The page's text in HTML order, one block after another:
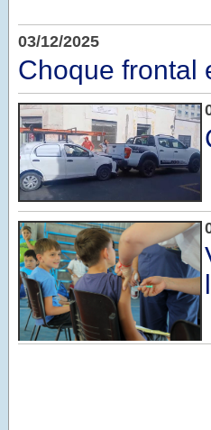
03/12/2025
Choque frontal